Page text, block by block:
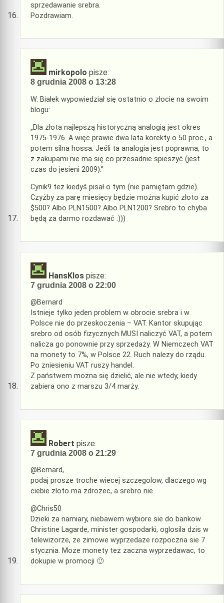
sprzedawanie srebra.
Pozdrawiam.
mirkopolo pisze:
8 grudnia 2008 o 13:28
W. Białek wypowiedział się ostatnio o złocie na swoim
blogu:
„Dla złota najlepszą historyczną analogią jest okres
1975-1976. A więc prawie dwa lata korekty o 50 proc., a
potem silna hossa. Jeśli ta analogia jest poprawna, to
z zakupami nie ma się co przesadnie spieszyć (jest
czas do jesieni 2009).”
Cynik9 też kiedyś pisał o tym (nie pamiętam gdzie).
Czyżby za parę miesięcy będzie można kupić złoto za
$500? Albo PLN1500? Albo PLN1200? Srebro to chyba
będą za darmo rozdawać :)))
HansKlos pisze:
7 grudnia 2008 o 22:00
@Bernard
Istnieje tylko jeden problem w obrocie srebra i w
Polsce nie do przeskoczenia – VAT. Kantor skupując
srebro od osób fizycznych MUSI naliczyć VAT, a potem
nalicza go ponownie przy sprzedaży. W Niemczech VAT
na monety to 7%, w Polsce 22. Ruch nalezy do rządu.
Po zniesieniu VAT ruszy handel.
Z państwem można się dzielić, ale nie wtedy, kiedy
zabiera ono z marszu 3/4 marży.
Robert pisze:
7 grudnia 2008 o 21:29
@Bernard,
podaj prosze troche wiecej szczegolow, dlaczego wg
ciebie zloto ma zdrozec, a srebro nie.
@Chris50
Dzieki za namiary, niebawem wybiore sie do bankow.
Christine Lagarde, minister gospodarki, oglosila dzis w
telewizorze, ze zimowe wyprzedaze rozpoczna sie 7
stycznia. Moze monety tez zaczna wyprzedawac, to
dokupie w promocji 🙂